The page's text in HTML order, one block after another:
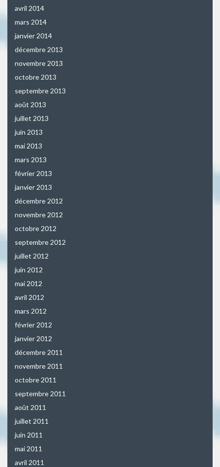
avril 2014
mars 2014
janvier 2014
décembre 2013
novembre 2013
octobre 2013
septembre 2013
août 2013
juillet 2013
juin 2013
mai 2013
mars 2013
février 2013
janvier 2013
décembre 2012
novembre 2012
octobre 2012
septembre 2012
juillet 2012
juin 2012
mai 2012
avril 2012
mars 2012
février 2012
janvier 2012
décembre 2011
novembre 2011
octobre 2011
septembre 2011
août 2011
juillet 2011
juin 2011
mai 2011
avril 2011